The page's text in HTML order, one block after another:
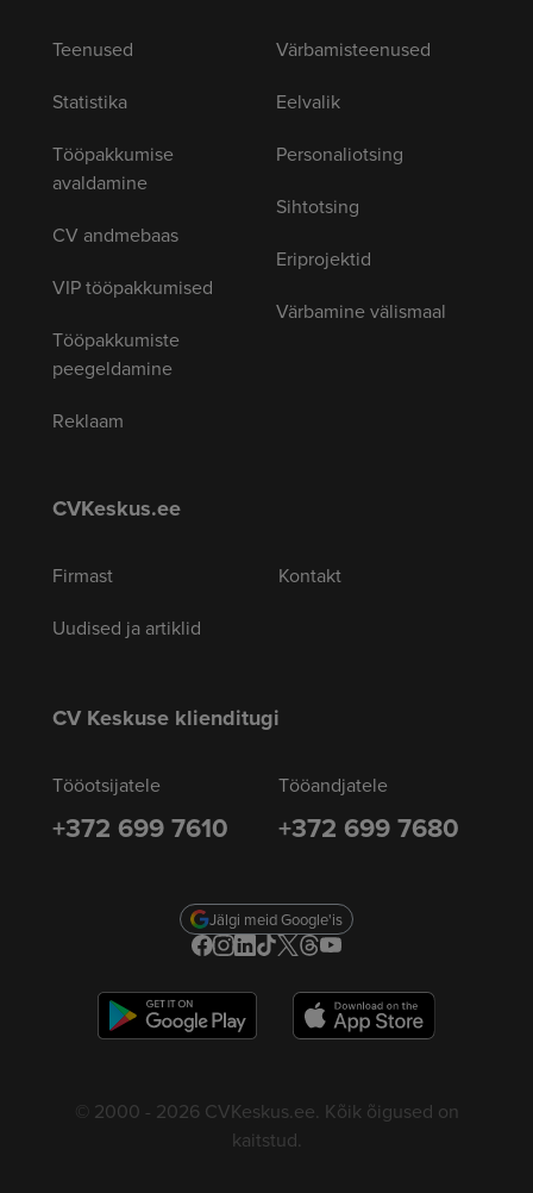
Teenused
Statistika
Tööpakkumise
avaldamine
CV andmebaas
VIP tööpakkumised
Tööpakkumiste
peegeldamine
Reklaam
Värbamisteenused
Eelvalik
Personaliotsing
Sihtotsing
Eriprojektid
Värbamine välismaal
CVKeskus.ee
Firmast
Uudised ja artiklid
Kontakt
CV Keskuse klienditugi
Tööotsijatele
+372 699 7610
Tööandjatele
+372 699 7680
Jälgi meid Google'is
© 2000 - 2026 CVKeskus.ee. Kõik õigused on
kaitstud.